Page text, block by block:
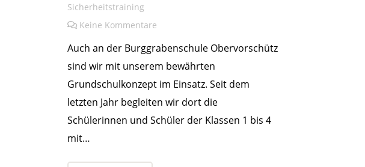
Sicherheitstraining
Keine Kommentare
Auch an der Burggrabenschule Obervorschütz
sind wir mit unserem bewährten
Grundschulkonzept im Einsatz. Seit dem
letzten Jahr begleiten wir dort die
Schülerinnen und Schüler der Klassen 1 bis 4
mit…